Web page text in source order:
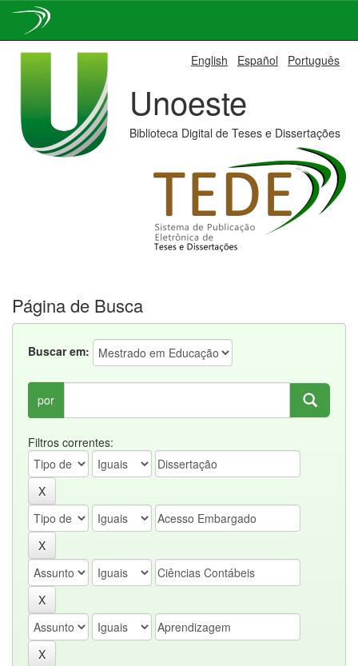
English Español Português
Unoeste
Biblioteca Digital de Teses e Dissertações
Página de Busca
Buscar em:
por
Filtros correntes: